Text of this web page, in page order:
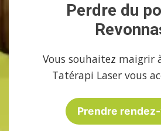
Perdre du
Vous souhaitez maigrir
Tatérapi Laser vous
Prendre